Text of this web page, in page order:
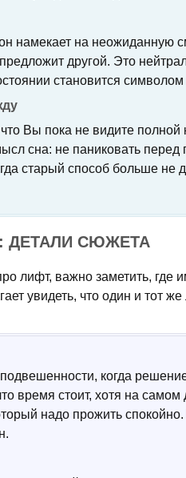
намекает на неожиданную
другой. Это
становится
Вы пока не видите полной
сна: не паниковать
старый способ больше не
ДЕТАЛИ СЮЖЕТА
лифт, важно заметить, где
увидеть, что один и тот
когда
время стоит, хотя на самом
надо прожить